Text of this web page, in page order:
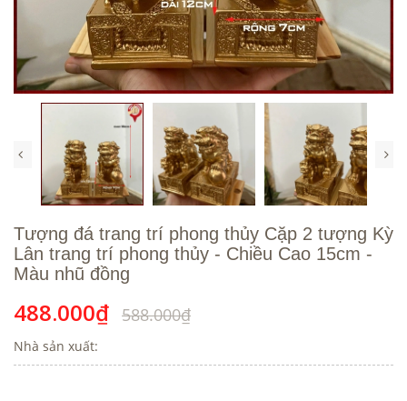
Tượng đá trang trí phong thủy Cặp 2 tượng Kỳ
Lân trang trí phong thủy - Chiều Cao 15cm -
Màu nhũ đồng
488.000₫ 588.000₫
Nhà sản xuất: